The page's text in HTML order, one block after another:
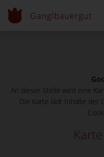
An dieser Stelle wird eine
Die Karte lädt Inhalte der